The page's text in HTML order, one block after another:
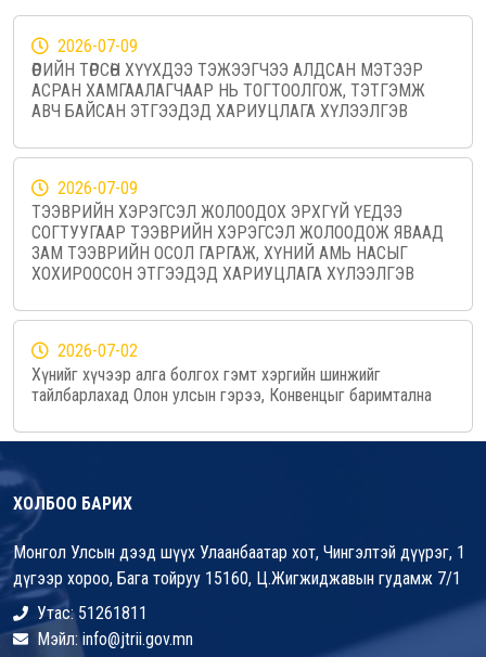
2026-07-09
ӨӨРИЙН ТӨРСӨН ХҮҮХДЭЭ ТЭЖЭЭГЧЭЭ АЛДСАН МЭТЭЭР
АСРАН ХАМГААЛАГЧААР НЬ ТОГТООЛГОЖ, ТЭТГЭМЖ
АВЧ БАЙСАН ЭТГЭЭДЭД ХАРИУЦЛАГА ХҮЛЭЭЛГЭВ
2026-07-09
ТЭЭВРИЙН ХЭРЭГСЭЛ ЖОЛООДОХ ЭРХГҮЙ ҮЕДЭЭ
СОГТУУГААР ТЭЭВРИЙН ХЭРЭГСЭЛ ЖОЛООДОЖ ЯВААД
ЗАМ ТЭЭВРИЙН ОСОЛ ГАРГАЖ, ХҮНИЙ АМЬ НАСЫГ
ХОХИРООСОН ЭТГЭЭДЭД ХАРИУЦЛАГА ХҮЛЭЭЛГЭВ
2026-07-02
Хүнийг хүчээр алга болгох гэмт хэргийн шинжийг
тайлбарлахад Олон улсын гэрээ, Конвенцыг баримтална
ХОЛБОО БАРИХ
Монгол Улсын дээд шүүх Улаанбаатар хот, Чингэлтэй дүүрэг, 1
дүгээр хороо, Бага тойруу 15160, Ц.Жигжиджавын гудамж 7/1
Утас: 51261811
Мэйл: info@jtrii.gov.mn